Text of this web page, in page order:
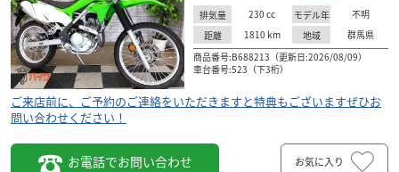
排気量 230 cc モデル年
不明
距離
1810 km 地域
群馬県
商品番号:B688213（更新日:2026/08/09）
車台番号:523（下3桁）
ご来店前に、ご予約のご連絡をいただきますと特典もございますぜひお
問い合わせください！
お電話でお問い合わせ お気に入り